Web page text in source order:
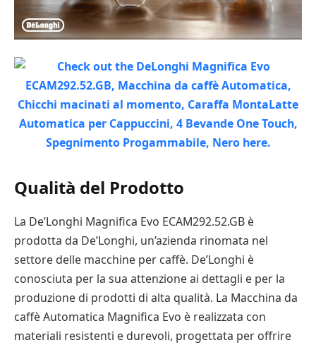
Qualità del Prodotto
La De’Longhi Magnifica Evo ECAM292.52.GB è
prodotta da De’Longhi, un’azienda rinomata nel
settore delle macchine per caffè. De’Longhi è
conosciuta per la sua attenzione ai dettagli e per la
produzione di prodotti di alta qualità. La Macchina da
caffè Automatica Magnifica Evo è realizzata con
materiali resistenti e durevoli, progettata per offrire